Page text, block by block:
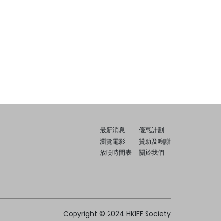
最新消息
瀏覽電影
放映時間表
優惠計劃
贊助及鳴謝
關於我們
Copyright © 2024 HKIFF Society